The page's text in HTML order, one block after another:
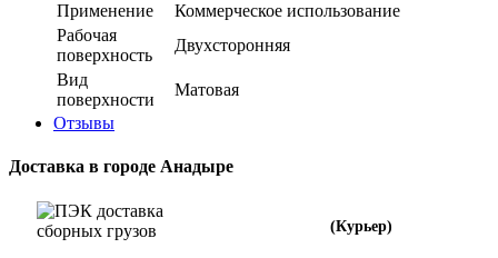
Применение
Коммерческое использование
Рабочая
поверхность
Двухсторонняя
Вид
поверхности
Матовая
Отзывы
Доставка в городе Анадыре
(Курьер)